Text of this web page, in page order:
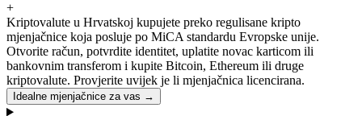
+
Kriptovalute u Hrvatskoj kupujete preko regulisane kripto
mjenjačnice koja posluje po MiCA standardu Evropske unije.
Otvorite račun, potvrdite identitet, uplatite novac karticom ili
bankovnim transferom i kupite Bitcoin, Ethereum ili druge
kriptovalute. Provjerite uvijek je li mjenjačnica licencirana.
Idealne mjenjačnice za vas →